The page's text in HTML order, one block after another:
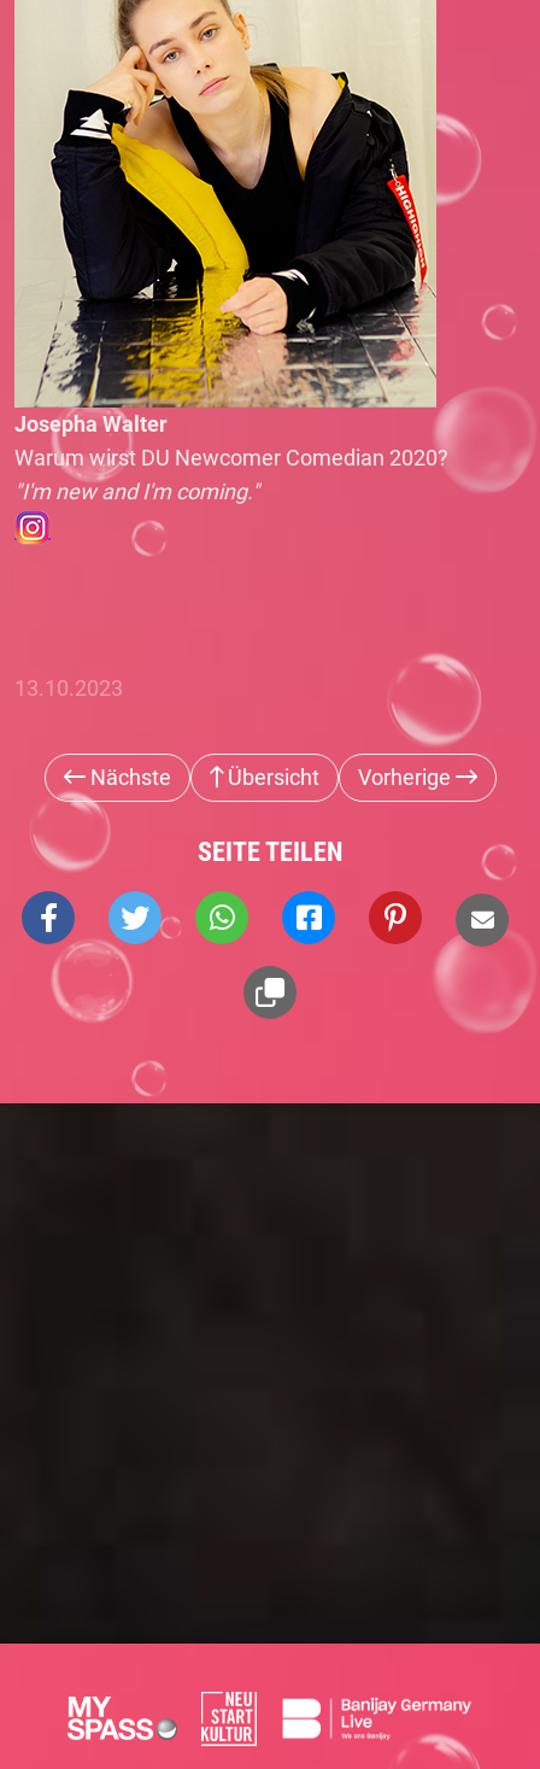
Josepha Walter
Warum wirst DU Newcomer Comedian 2020?
"I'm new and I'm coming."
13.10.2023
Nächste Übersicht Vorherige
SEITE TEILEN